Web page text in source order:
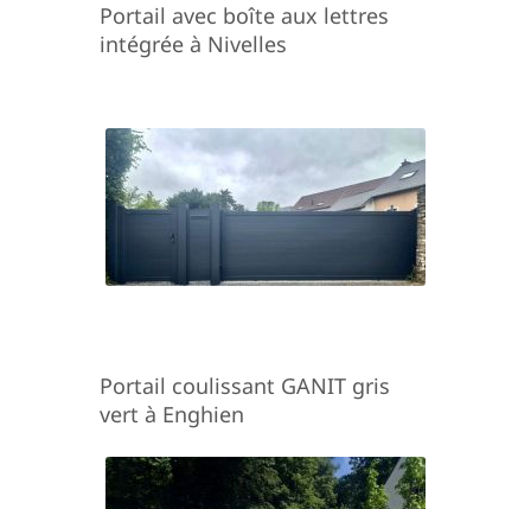
Portail avec boîte aux lettres
intégrée à Nivelles
Portail coulissant GANIT gris
vert à Enghien